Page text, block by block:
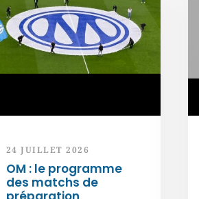
24 JUILLET 2026
OM : le programme
des matchs de